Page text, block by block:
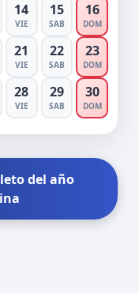
14
VIE
15
SAB
16
DOM
21
VIE
22
SAB
23
DOM
28
VIE
29
SAB
30
DOM
del año